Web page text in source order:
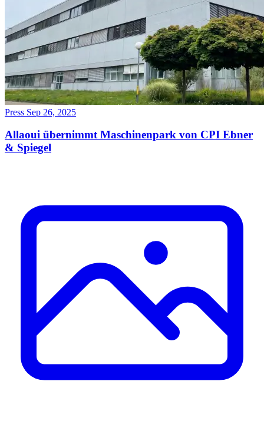
Press Sep 26, 2025
Allaoui übernimmt Maschinenpark von CPI Ebner
& Spiegel